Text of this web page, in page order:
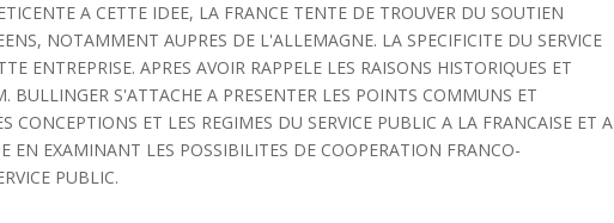
A CETTE IDEE, LA FRANCE TENTE DE TROUVER DU SOUTIEN
NOTAMMENT AUPRES DE L'ALLEMAGNE. LA SPECIFICITE DU SERVICE
ENTREPRISE. APRES AVOIR RAPPELE LES RAISONS HISTORIQUES ET
BULLINGER S'ATTACHE A PRESENTER LES POINTS COMMUNS ET
CONCEPTIONS ET LES REGIMES DU SERVICE PUBLIC A LA FRANCAISE ET A
EN EXAMINANT LES POSSIBILITES DE COOPERATION FRANCO-
PUBLIC.